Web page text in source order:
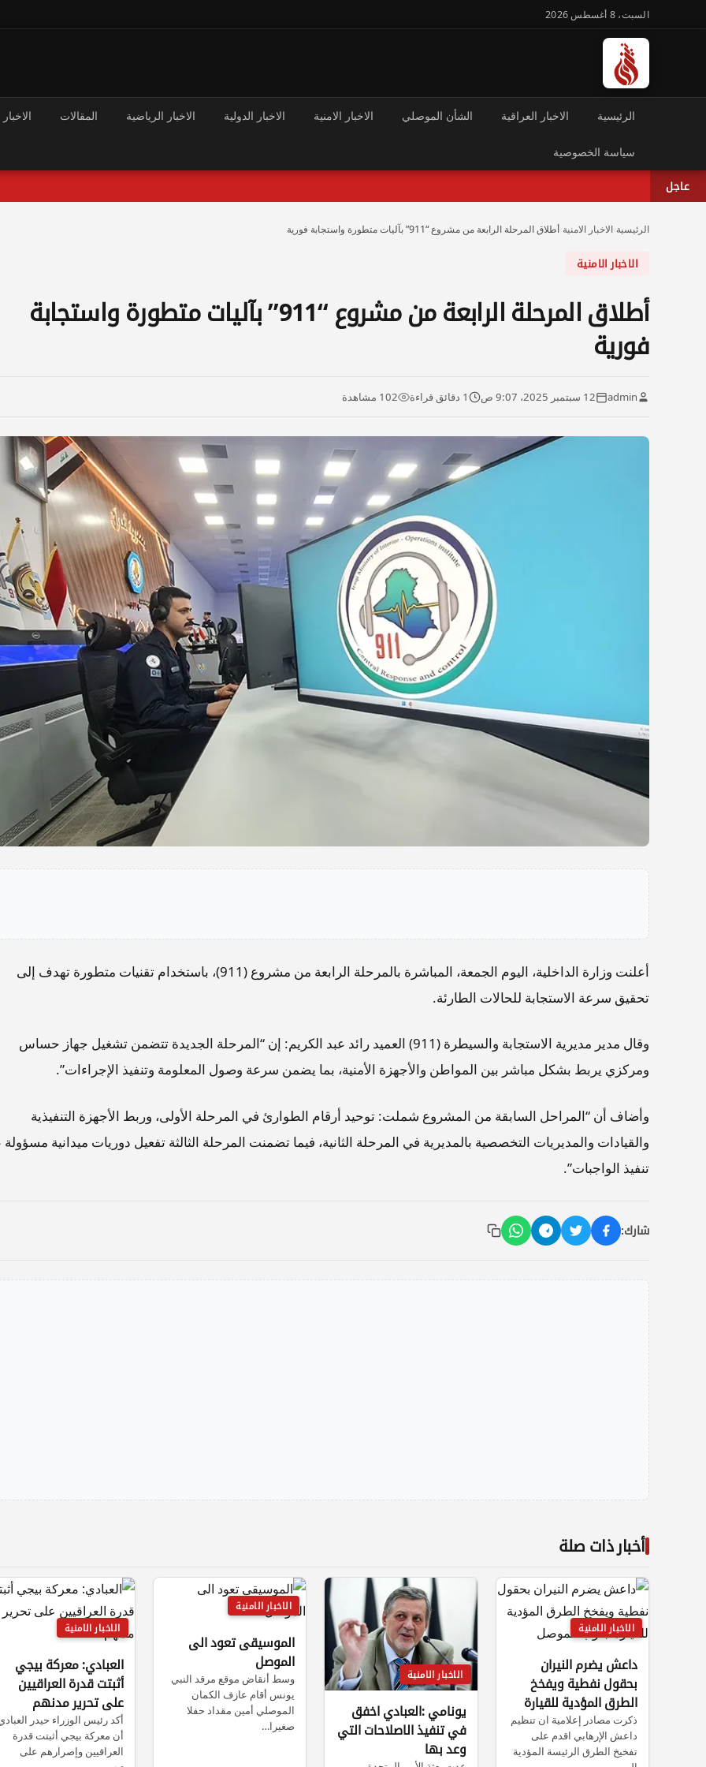
السبت، 8 أغسطس 2026
الرئيسية الاخبار العراقية الشأن الموصلي الاخبار الامنية الاخبار الدولية الاخبار الرياضية المقالات
سياسة الخصوصية
عاجل
الرئيسية الاخبار الامنية أطلاق المرحلة الرابعة من مشروع “911” بآليات متطورة واستجابة فورية
الاخبار الامنية
أطلاق المرحلة الرابعة من مشروع “911” بآليات متطورة واستجابة
فورية
admin 12 سبتمبر 2025، 9:07 ص 1 دقائق قراءة 102 مشاهدة
أعلنت وزارة الداخلية، اليوم الجمعة، المباشرة بالمرحلة الرابعة من مشروع (911)، باستخدام تقنيات متطورة تهدف إلى
تحقيق سرعة الاستجابة للحالات الطارئة.
وقال مدير مديرية الاستجابة والسيطرة (911) العميد رائد عبد الكريم: إن “المرحلة الجديدة تتضمن تشغيل جهاز حساس
ومركزي يربط بشكل مباشر بين المواطن والأجهزة الأمنية، بما يضمن سرعة وصول المعلومة وتنفيذ الإجراءات”.
وأضاف أن “المراحل السابقة من المشروع شملت: توحيد أرقام الطوارئ في المرحلة الأولى، وربط الأجهزة التنفيذية
والقيادات والمديريات التخصصية بالمديرية في المرحلة الثانية، فيما تضمنت المرحلة الثالثة تفعيل دوريات ميدانية
تنفيذ الواجبات”.
شارك:
أخبار ذات صلة
الاخبار الامنية
داعش يضرم النيران
بحقول نفطية ويفخخ
الطرق المؤدية للقيارة
جنوب الموصل
ذكرت مصادر إعلامية ان تنظيم
داعش الإرهابي اقدم على
تفخيخ الطرق الرئيسة المؤدية
الاخبار الامنية
يونامي :العبادي اخفق
في تنفيذ الاصلاحات التي
وعد بها
الاخبار الامنية
الموسيقى تعود الى
الموصل
وسط أنقاض موقع مرقد النبي
يونس أقام عازف الكمان
الموصلي أمين مقداد حفلا
صغيرا…
الاخبار الامنية
العبادي: معركة بيجي
أثبتت قدرة العراقيين
على تحرير مدنهم
أكد رئيس الوزراء حيدر
أن معركة بيجي أثبتت قدرة
العراقيين وإصرارهم على